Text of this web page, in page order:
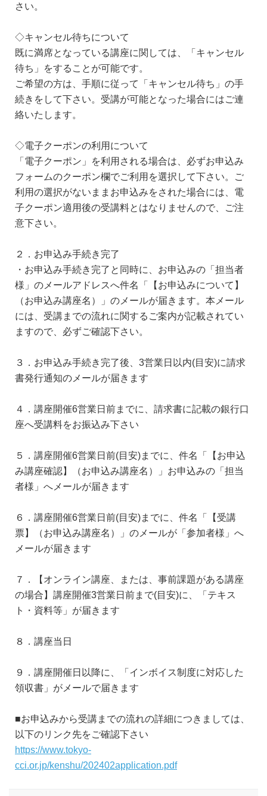
さい。
◇キャンセル待ちについて
既に満席となっている講座に関しては、「キャンセル
待ち」をすることが可能です。
ご希望の方は、手順に従って「キャンセル待ち」の手
続きをして下さい。受講が可能となった場合にはご連
絡いたします。
◇電子クーポンの利用について
「電子クーポン」を利用される場合は、必ずお申込み
フォームのクーポン欄でご利用を選択して下さい。ご
利用の選択がないままお申込みをされた場合には、電
子クーポン適用後の受講料とはなりませんので、ご注
意下さい。
２．お申込み手続き完了
・お申込み手続き完了と同時に、お申込みの「担当者
様」のメールアドレスへ件名「【お申込みについて】
（お申込み講座名）」のメールが届きます。本メール
には、受講までの流れに関するご案内が記載されてい
ますので、必ずご確認下さい。
３．お申込み手続き完了後、3営業日以内(目安)に請求
書発行通知のメールが届きます
４．講座開催6営業日前までに、請求書に記載の銀行口
座へ受講料をお振込み下さい
５．講座開催6営業日前(目安)までに、件名「【お申込
み講座確認】（お申込み講座名）」お申込みの「担当
者様」へメールが届きます
６．講座開催6営業日前(目安)までに、件名「【受講
票】（お申込み講座名）」のメールが「参加者様」へ
メールが届きます
７．【オンライン講座、または、事前課題がある講座
の場合】講座開催3営業日前まで(目安)に、「テキス
ト・資料等」が届きます
８．講座当日
９．講座開催日以降に、「インボイス制度に対応した
領収書」がメールで届きます
■お申込みから受講までの流れの詳細につきましては、
以下のリンク先をご確認下さい
https://www.tokyo-
cci.or.jp/kenshu/202402application.pdf